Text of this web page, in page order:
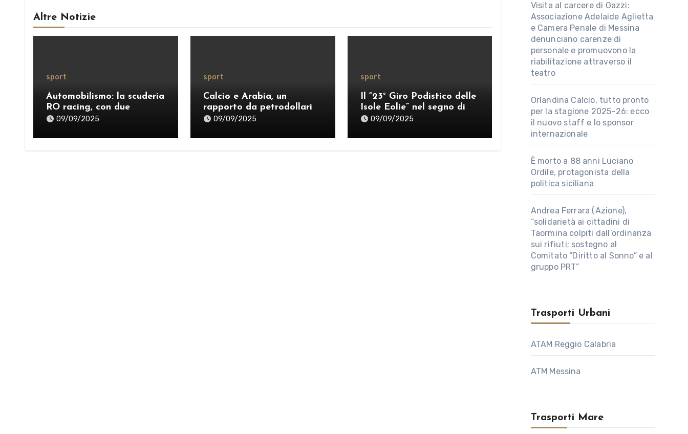
Altre Notizie
sport
Automobilismo: la scuderia
RO racing, con due
successi, protagonista del
09/09/2025
sport
Calcio e Arabia, un
rapporto da petrodollari
09/09/2025
sport
Il “23° Giro Podistico delle
Isole Eolie” nel segno di
Guidetti e Marrazzo
09/09/2025
Visita al carcere di Gazzi:
Associazione Adelaide Aglietta
e Camera Penale di Messina
denunciano carenze di
personale e promuovono la
riabilitazione attraverso il
teatro
Orlandina Calcio, tutto pronto
per la stagione 2025–26: ecco
il nuovo staff e lo sponsor
internazionale
È morto a 88 anni Luciano
Ordile, protagonista della
politica siciliana
Andrea Ferrara (Azione),
“solidarietà ai cittadini di
Taormina colpiti dall’ordinanza
sui rifiuti; sostegno al
Comitato “Diritto al Sonno” e al
gruppo PRT”
Trasporti Urbani
ATAM Reggio Calabria
ATM Messina
Trasporti Mare